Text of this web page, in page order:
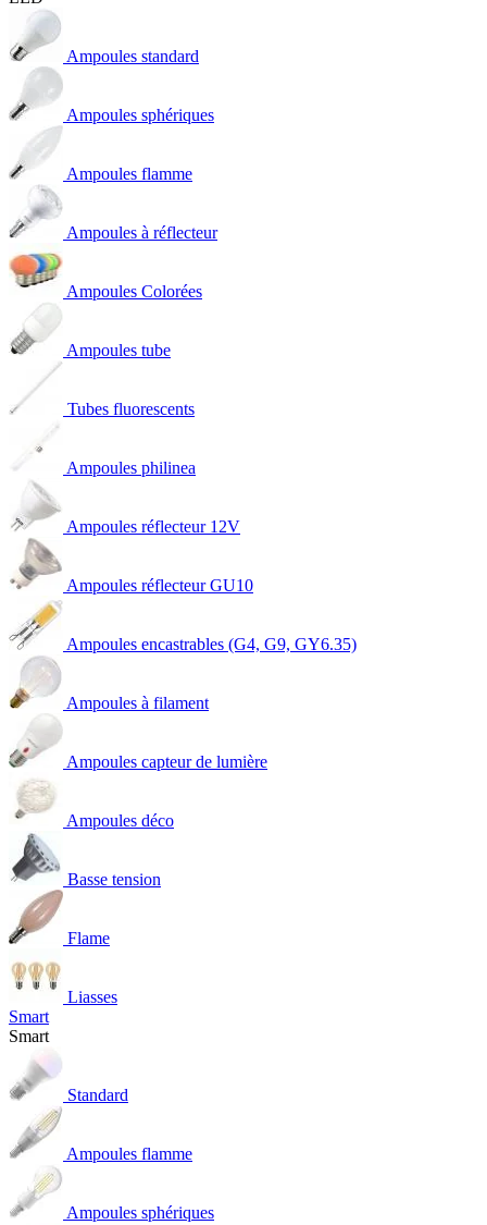
Ampoules standard
Ampoules sphériques
Ampoules flamme
Ampoules à réflecteur
Ampoules Colorées
Ampoules tube
Tubes fluorescents
Ampoules philinea
Ampoules réflecteur 12V
Ampoules réflecteur GU10
Ampoules encastrables (G4, G9, GY6.35)
Ampoules à filament
Ampoules capteur de lumière
Ampoules déco
Basse tension
Flame
Liasses
Smart
Smart
Standard
Ampoules flamme
Ampoules sphériques